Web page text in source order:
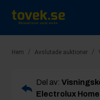
Hem / Avslutade auktioner /
Del av:
Electrolux Home